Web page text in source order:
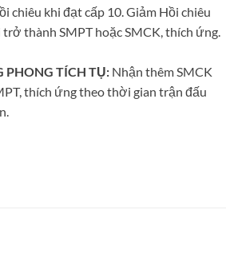
chiêu khi đạt cấp 10. Giảm Hồi chiêu
thành SMPT hoặc SMCK, thích ứng.
PHONG TÍCH TỤ: Nhận thêm SMCK
thích ứng theo thời gian trận đấu